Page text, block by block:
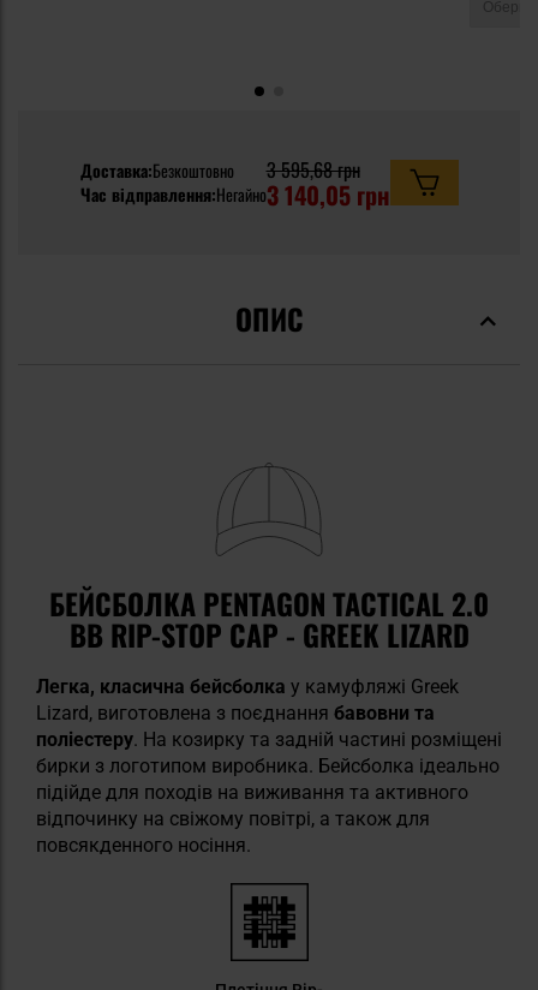
Доставка:Безкоштовно
Час відправлення:Негайно
3 595,68 грн
3 140,05 грн
ОПИС
БЕЙСБОЛКА PENTAGON TACTICAL 2.0
BB RIP-STOP CAP - GREEK LIZARD
Легка, класична бейсболка у камуфляжі Greek
Lizard, виготовлена з поєднання бавовни та
поліестеру. На козирку та задній частині розміщені
бирки з логотипом виробника. Бейсболка ідеально
підійде для походів на виживання та активного
відпочинку на свіжому повітрі, а також для
повсякденного носіння.